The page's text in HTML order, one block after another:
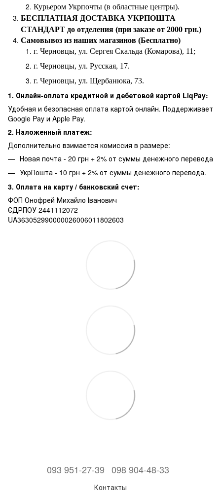
Курьером Укрпочты (в областные центры).
БЕСПЛАТНАЯ ДОСТАВКА УКРПОШТА
СТАНДАРТ до отделения (при заказе от 2000 грн.)
Самовывоз из наших магазинов (Бесплатно)
г. Черновцы, ул. Сергея Скальда (Комарова), 11;
г. Черновцы, ул. Русская, 17.
г. Черновцы, ул. Щербанюка, 73.
1. Онлайн-оплата кредитной и дебетовой картой LiqPay:
Удобная и безопасная оплата картой онлайн. Поддерживает
Google Pay и Apple Pay.
2. Наложенный платеж:
Дополнительно взимается комиссия в размере:
Новая почта - 20 грн + 2% от суммы денежного перевода
УкрПошта - 10 грн + 2% от суммы денежного перевода.
3. Оплата на карту / банковский счет:
ФОП Онофрей Михайло Іванович
ЄДРПОУ 2441112072
UA363052990000026006011802603
093 951-27-39 098 904-48-33
Контакты